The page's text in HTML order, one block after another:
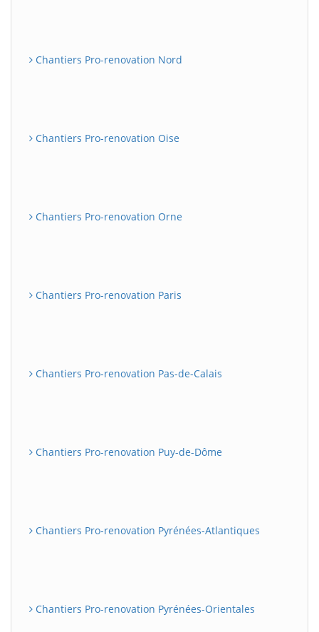
Chantiers Pro-renovation Nord
Chantiers Pro-renovation Oise
Chantiers Pro-renovation Orne
Chantiers Pro-renovation Paris
Chantiers Pro-renovation Pas-de-Calais
Chantiers Pro-renovation Puy-de-Dôme
Chantiers Pro-renovation Pyrénées-Atlantiques
Chantiers Pro-renovation Pyrénées-Orientales